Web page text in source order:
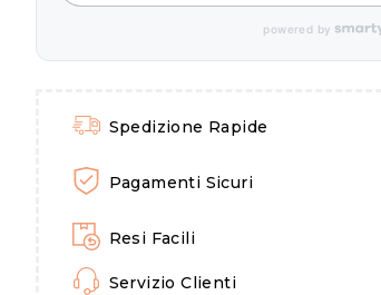
powered by
Spedizione Rapide
Pagamenti Sicuri
Resi Facili
Servizio Clienti